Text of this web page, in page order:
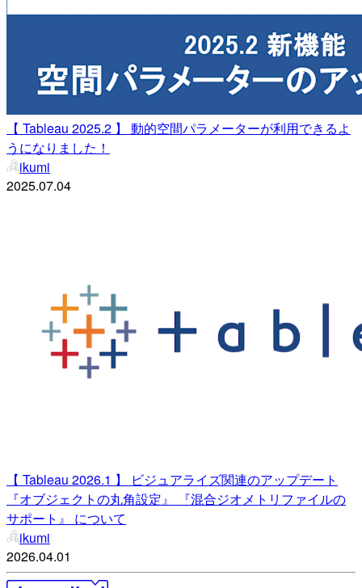
【 Tableau 2025.2 】 動的空間パラメーターが利用できるよ
うになりました！
ikumi
2025.07.04
【 Tableau 2026.1 】 ビジュアライズ関連のアップデート
『オブジェクトの丸角設定』 『混合ジオメトリファイルの
サポート』 について
ikumi
2026.04.01